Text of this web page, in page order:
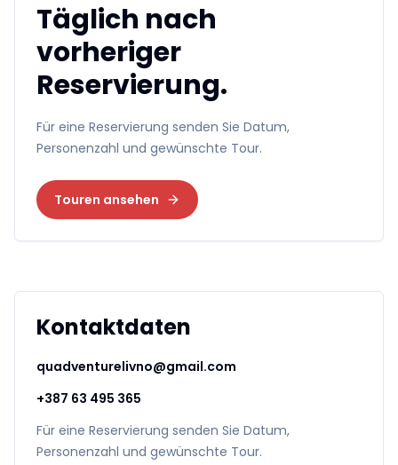
Täglich nach
vorheriger
Reservierung.
Für eine Reservierung senden Sie Datum,
Personenzahl und gewünschte Tour.
Touren ansehen
Kontaktdaten
quadventurelivno@gmail.com
+387 63 495 365
Für eine Reservierung senden Sie Datum,
Personenzahl und gewünschte Tour.